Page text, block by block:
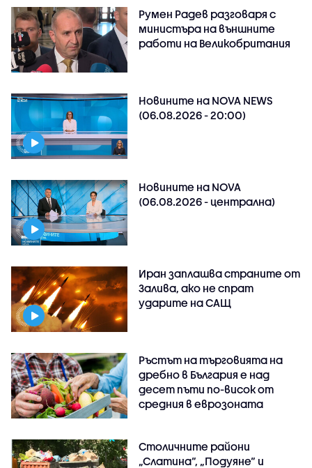
Румен Радев разговаря с
министъра на външните
работи на Великобритания
Новините на NOVA NEWS
(06.08.2026 - 20:00)
Новините на NOVA
(06.08.2026 - централна)
Иран заплашва страните от
Залива, ако не спрат
ударите на САЩ
Ръстът на търговията на
дребно в България е над
десет пъти по-висок от
средния в еврозоната
Столичните райони
„Слатина“, „Подуяне“ и